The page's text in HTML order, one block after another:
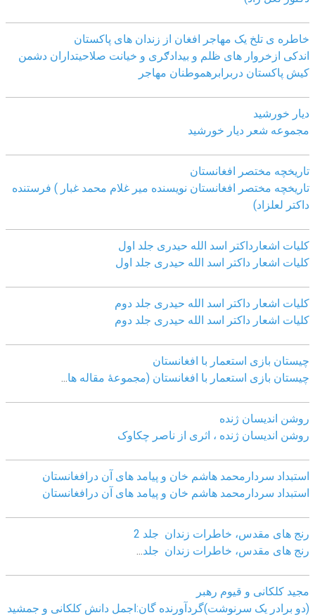
خاطره ی تلخ یک مھاجر افغان از زندان ھای پاکستان
اندکی ازخروار ھای ظلم و بیدادګری و خیانت صلاحیتداران دشمن
کیش پاکستان دربرابرھموطنان مھاجر
دیار خورشید
مجموعه شعر دیار خورشید
تاریخچه مختصر افغانستان
تاریخچه مختصر افغانستان نویسنده میر غلام محمد غبار ) فرستنده
داکتر لعلزاد)
کلیات اشعارداکتر اسد الله حیدری جلد اول
کلیات اشعار داکتر اسد الله حیدری جلد اول
کلیات اشعار داکتر اسد الله حیدری جلد دوم
کلیات اشعار داکتر اسد الله حیدری جلد دوم
چيستان بازی استعمار با افغانستان
چيستان بازی استعمار با افغانستان (مجموعۀ مقاله ها
روشن اندیسان ژنده
روشن اندیسان ژنده ، اثری از ناصر چکاوک
استبداد سردارمحمد هاشم خان و پیامد های آن درافغانستان
استبداد سردارمحمد هاشم خان و پیامد های آن درافغانستان
رنج های مقدس، خاطرات زندان جلد 2
رنج های مقدس، خاطرات زندان جلد
مجید کلکانی و قیوم رهبر
(دو برادر یک سرنوشت)گردآورنده گان:اجمل دانش کلکانی و جمشید